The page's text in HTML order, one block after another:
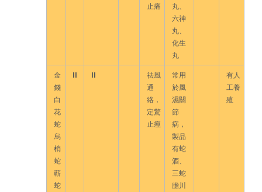
止痛
丸、
六神
丸、
化生
丸
金
錢
白
花
蛇
烏
梢
蛇
蘄
蛇
II II
祛風
通
絡，
定驚
止痙
常用
於風
濕關
節
病，
製品
有蛇
酒、
三蛇
膽川
有人
工養
殖